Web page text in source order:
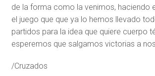
de la forma como la venimos, haciendo
el juego que que ya lo hemos llevado
partidos para la idea que quiere cuerpo
esperemos que salgamos victorias a
/Cruzados